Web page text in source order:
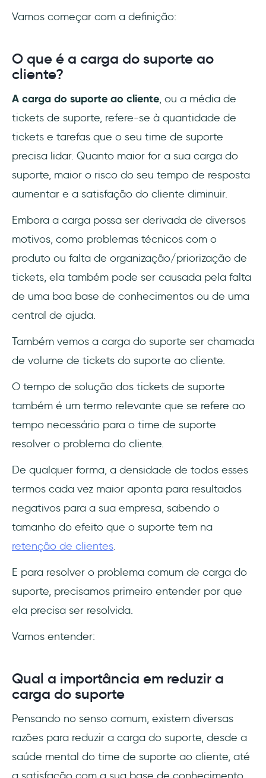
Vamos começar com a definição:
O que é a carga do suporte ao
cliente?
A carga do suporte ao cliente, ou a média de
tickets de suporte, refere-se à quantidade de
tickets e tarefas que o seu time de suporte
precisa lidar. Quanto maior for a sua carga do
suporte, maior o risco do seu tempo de resposta
aumentar e a satisfação do cliente diminuir.
Embora a carga possa ser derivada de diversos
motivos, como problemas técnicos com o
produto ou falta de organização/priorização de
tickets, ela também pode ser causada pela falta
de uma boa base de conhecimentos ou de uma
central de ajuda.
Também vemos a carga do suporte ser chamada
de volume de tickets do suporte ao cliente.
O tempo de solução dos tickets de suporte
também é um termo relevante que se refere ao
tempo necessário para o time de suporte
resolver o problema do cliente.
De qualquer forma, a densidade de todos esses
termos cada vez maior aponta para resultados
negativos para a sua empresa, sabendo o
tamanho do efeito que o suporte tem na
retenção de clientes.
E para resolver o problema comum de carga do
suporte, precisamos primeiro entender por que
ela precisa ser resolvida.
Vamos entender:
Qual a importância em reduzir a
carga do suporte
Pensando no senso comum, existem diversas
razões para reduzir a carga do suporte, desde a
saúde mental do time de suporte ao cliente, até